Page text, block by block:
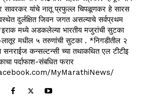
सावरकर यांचे नातू प्रफुल्ल चिपळूणकर हे सारस
दुर्लक्षित जिवन जगत असल्याचे सर्वप्रथम
मध्ये अडकलेल्या भारतीय मजुरांची सुटका
-लातूर मधील ५ तरुणांची सुटका . *निगडीतील २
सनराईज कन्सल्टन्सी च्या तथाकथित एल टीटीइ
पर्दाफाश-संबधित फरार
MyMarathiNews/